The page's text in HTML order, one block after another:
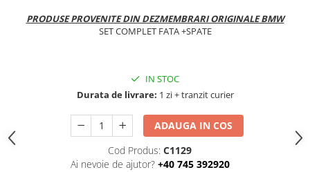
Praguri
Suport far
PRODUSE PROVENITE DIN DEZMEMBRARI ORIGINALE BMW
SET COMPLET FATA +SPATE
IN STOC
Durata de livrare: 1 zi + tranzit curier
ADAUGA IN COS
Cod Produs: C1129
Ai nevoie de ajutor? +40 745 392920